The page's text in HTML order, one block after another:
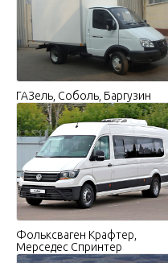
ГАЗель, Соболь, Баргузин
Фольксваген Крафтер,
Мерседес Спринтер